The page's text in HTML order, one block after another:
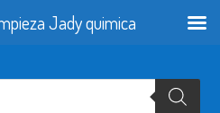
Jady quimica